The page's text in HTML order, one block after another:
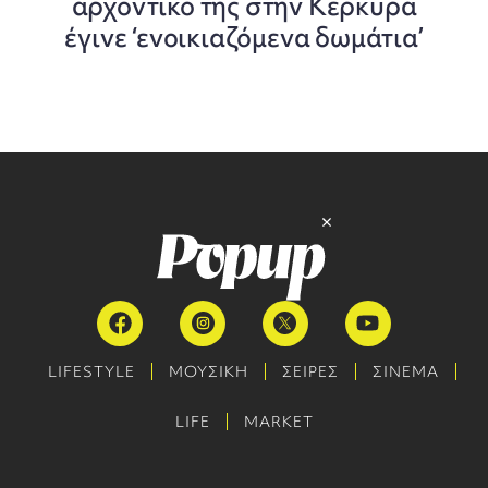
έγινε ‘ενοικιαζόμενα δωμάτια’
LIFESTYLE ΜΟΥΣΙΚΗ ΣΕΙΡΕΣ ΣΙΝΕΜΑ
LIFE MARKET